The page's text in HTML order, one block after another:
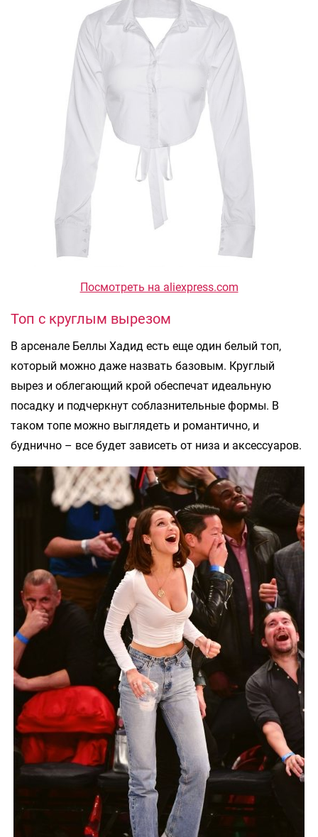
Посмотреть на aliexpress.com
Топ с круглым вырезом
В арсенале Беллы Хадид есть еще один белый топ,
который можно даже назвать базовым. Круглый
вырез и облегающий крой обеспечат идеальную
посадку и подчеркнут соблазнительные формы. В
таком топе можно выглядеть и романтично, и
буднично – все будет зависеть от низа и аксессуаров.